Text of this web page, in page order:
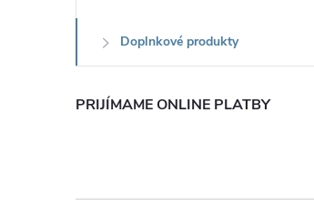
Doplnkové produkty
PRIJÍMAME ONLINE PLATBY
Tip